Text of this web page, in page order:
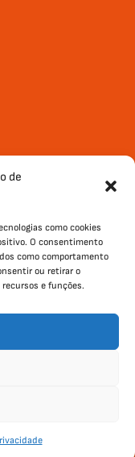
de
como cookies
O consentimento
como comportamento
ou retirar o
e funções.
Wert.